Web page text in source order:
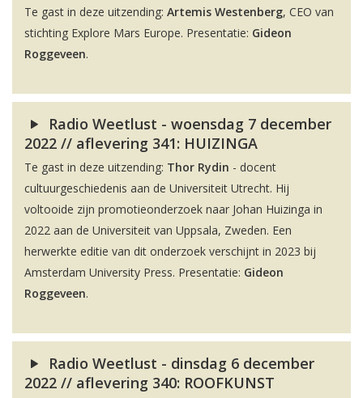
Te gast in deze uitzending: Artemis Westenberg, CEO van
stichting Explore Mars Europe. Presentatie: Gideon
Roggeveen.
Radio Weetlust - woensdag 7 december
2022 // aflevering 341: HUIZINGA
Te gast in deze uitzending: Thor Rydin - docent
cultuurgeschiedenis aan de Universiteit Utrecht. Hij
voltooide zijn promotieonderzoek naar Johan Huizinga in
2022 aan de Universiteit van Uppsala, Zweden. Een
herwerkte editie van dit onderzoek verschijnt in 2023 bij
Amsterdam University Press. Presentatie: Gideon
Roggeveen.
Radio Weetlust - dinsdag 6 december
2022 // aflevering 340: ROOFKUNST